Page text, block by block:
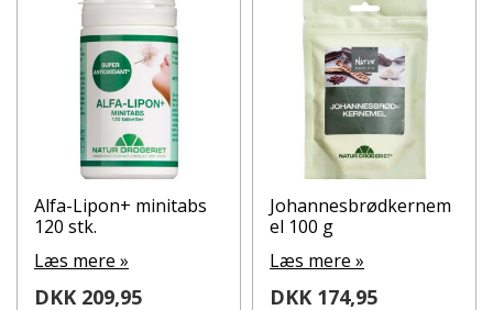
Alfa-Lipon+ minitabs
120 stk.
Læs mere »
DKK 209,95
Johannesbrødkernem
el 100 g
Læs mere »
DKK 174,95